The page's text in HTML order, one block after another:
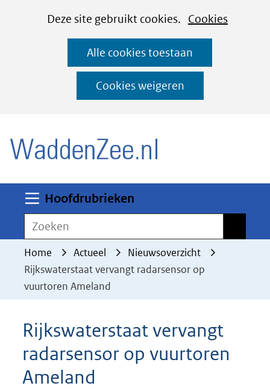
CookiesDeze site gebruikt cookies. Cookies
deze
worden
toegestaan
geweigerd.
Alle cookies toestaan
Cookies weigeren
Ga
naar
de
inhoud
Hoofdrubrieken
Zoeken
Home Actueel
Nieuwsoverzicht
Rijkswaterstaat vervangt radarsensor op
vuurtoren Ameland
Rijkswaterstaat vervangt
radarsensor op vuurtoren
Ameland